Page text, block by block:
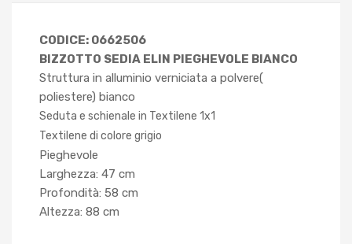
CODICE: 0662506
BIZZOTTO SEDIA ELIN PIEGHEVOLE BIANCO
Struttura in alluminio verniciata a polvere(
poliestere) bianco
Seduta e schienale in Textilene 1x1
Textilene di colore grigio
Pieghevole
Larghezza: 47 cm
Profondità: 58 cm
Altezza: 88 cm